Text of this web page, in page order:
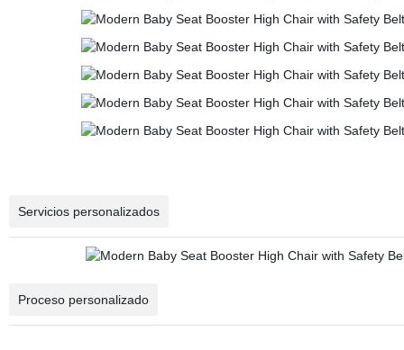
Servicios personalizados
Proceso personalizado